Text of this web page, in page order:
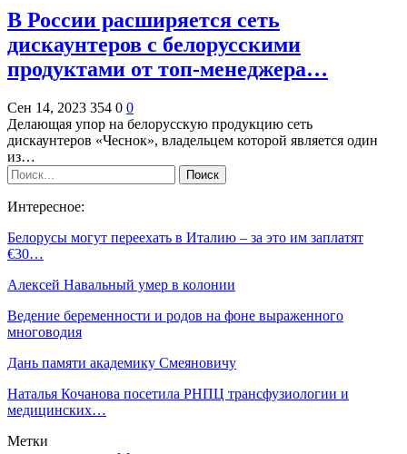
В России расширяется сеть
дискаунтеров с белорусскими
продуктами от топ-менеджера…
Сен 14, 2023 354 0 0
Делающая упор на белорусскую продукцию сеть
дискаунтеров «Чеснок», владельцем которой является один
из…
Интересное:
Белорусы могут переехать в Италию – за это им заплатят
€30…
Алексей Навальный умер в колонии
Ведение беременности и родов на фоне выраженного
многоводия
Дань памяти академику Смеяновичу
Наталья Кочанова посетила РНПЦ трансфузиологии и
медицинских…
Метки